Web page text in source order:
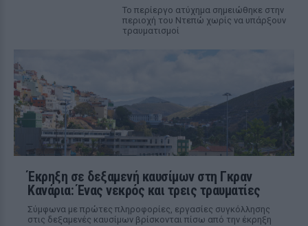
Το περίεργο ατύχημα σημειώθηκε στην
περιοχή του Ντεπώ χωρίς να υπάρξουν
τραυματισμοί
Έκρηξη σε δεξαμενή καυσίμων στη Γκραν
Κανάρια: Ένας νεκρός και τρεις τραυματίες
Σύμφωνα με πρώτες πληροφορίες, εργασίες συγκόλλησης
στις δεξαμενές καυσίμων βρίσκονται πίσω από την έκρηξη